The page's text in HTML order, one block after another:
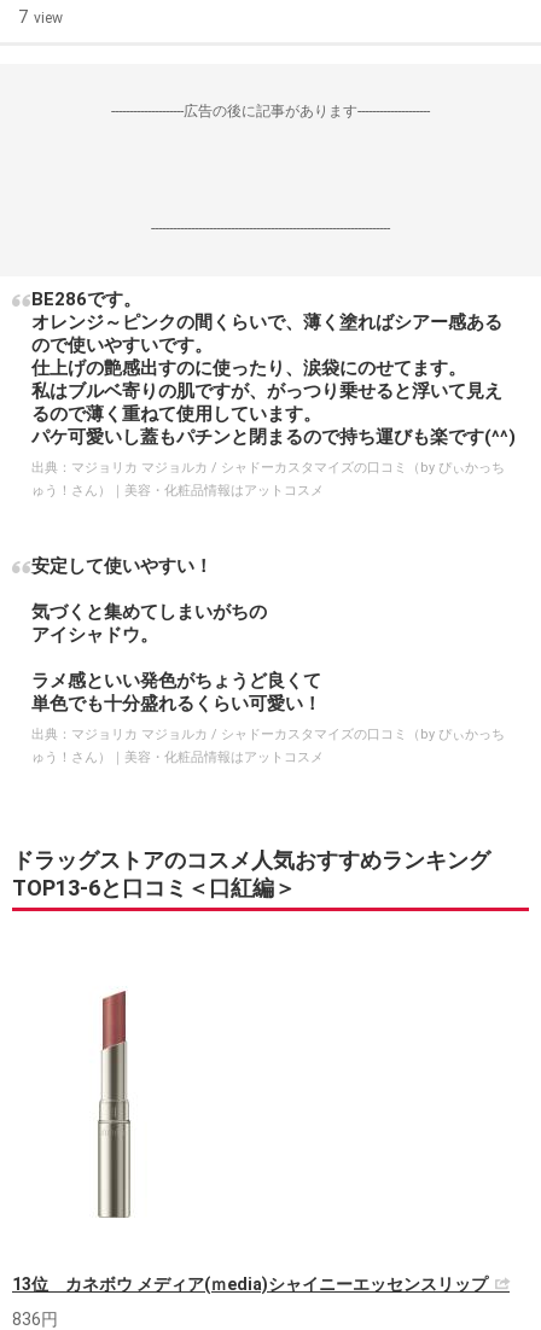
7 view
--------------------広告の後に記事があります--------------------
------------------------------------------------------------------
BE286です。
オレンジ～ピンクの間くらいで、薄く塗ればシアー感ある
ので使いやすいです。
仕上げの艶感出すのに使ったり、涙袋にのせてます。
私はブルベ寄りの肌ですが、がっつり乗せると浮いて見え
るので薄く重ねて使用しています。
パケ可愛いし蓋もパチンと閉まるので持ち運びも楽です(^^)
出典： マジョリカ マジョルカ / シャドーカスタマイズの口コミ（by ぴぃかっち
ゅう！さん）｜美容・化粧品情報はアットコスメ
安定して使いやすい！
気づくと集めてしまいがちの
アイシャドウ。
ラメ感といい発色がちょうど良くて
単色でも十分盛れるくらい可愛い！
出典： マジョリカ マジョルカ / シャドーカスタマイズの口コミ（by ぴぃかっち
ゅう！さん）｜美容・化粧品情報はアットコスメ
ドラッグストアのコスメ人気おすすめランキング
TOP13-6と口コミ＜口紅編＞
13位 カネボウ メディア(ｍedia)シャイニーエッセンスリップ
836円